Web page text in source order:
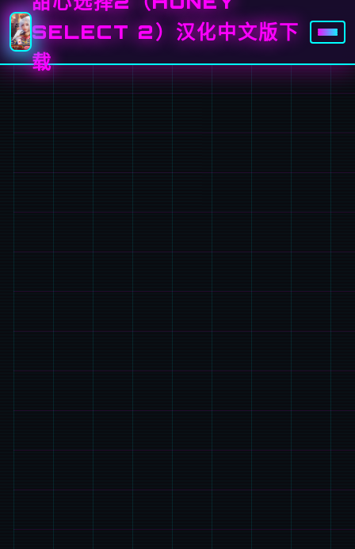
SELECT 2）汉化中文版下
载